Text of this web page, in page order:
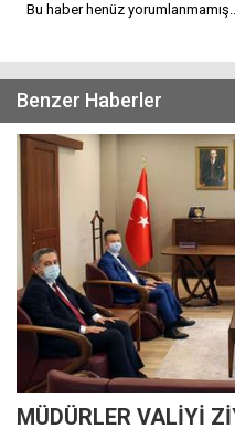
Bu haber henüz
Benzer Haberler
MÜDÜRLER VALİYİ